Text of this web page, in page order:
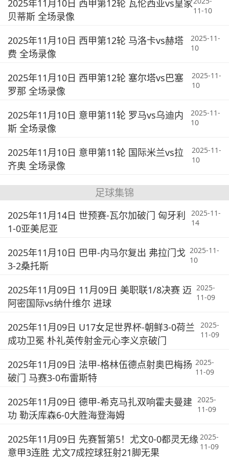
2025年11月10日 西甲第12轮 瓦伦西亚vs皇家
贝蒂斯 全场录像
11-10
2025年11月10日 西甲第12轮 马洛卡vs赫塔
费 全场录像
2025-11-
10
2025年11月10日 西甲第12轮 塞尔塔vs巴塞
罗那 全场录像
2025-11-
10
2025年11月10日 意甲第11轮 罗马vs乌迪内
斯 全场录像
2025-11-
10
2025年11月10日 意甲第11轮 国际米兰vs拉
齐奥 全场录像
2025-11-
10
足球集锦
2025年11月14日 世预赛-瓦尔加破门 匈牙利
1-0亚美尼亚
2025-11-
14
2025年11月10日 巴甲-内马尔复出 弗拉门戈
3-2桑托斯
2025-11-
10
2025年11月09日 11月09日 美职联1/8决赛 迈
阿密国际vs纳什维尔 进球
2025-
11-09
2025年11月09日 U17女足世界杯-朝鲜3-0荷兰
成功卫冕 朴礼英传射金元心李义京破门
2025-
11-09
2025年11月09日 法甲-格林伍德点射奥巴梅扬
破门 马赛3-0布雷斯特
2025-
11-09
2025年11月09日 德甲-希克马扎双响霍夫曼建
功 勒沃库森6-0大胜海登海姆
2025-
11-09
2025年11月09日 先赛暂第5！尤文0-0都灵无缘
意甲3连胜 尤文7成控球狂射21脚无果
2025-
11-09